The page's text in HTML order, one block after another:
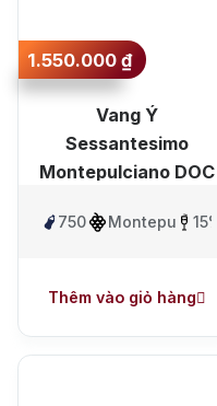
1.550.000₫
Vang Ý
Sessantesimo
Montepulciano DOC
750ml Montepulciano
15%
Thêm vào giỏ hàng